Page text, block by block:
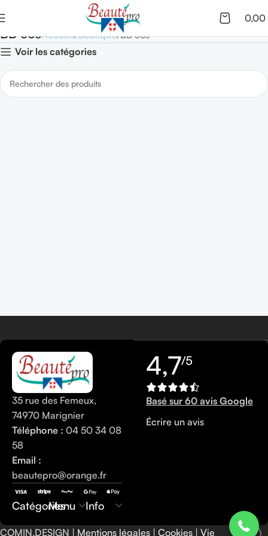
0,00
BB cosAccueil Boutique BB cos
Voir les catégories
35 rue des Femeux,
74970 Marignier
Téléphone : 04 50 34 08
58
Email :
beautepro@orange.fr
Catégories
Menu Info
4,7/5
Basé sur 60 avis Google
Écrire un avis
COMIN.DESIGN | Mentions légales | Cookies | Vie